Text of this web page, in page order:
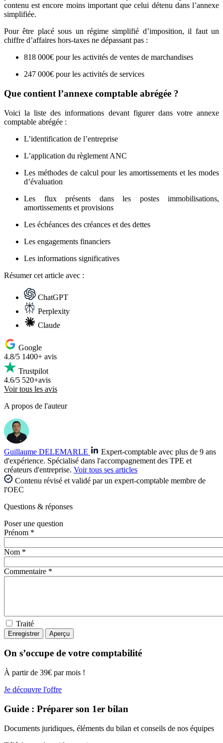
contenu est encore moins important que celui détenu dans l’annexe
simplifiée.
Pour être placé sous un régime simplifié d’imposition, il faut un
chiffre d’affaires hors-taxes ne dépassant pas :
818 000€ pour les activités de ventes de marchandises
247 000€ pour les activités de services
Que contient l’annexe comptable abrégée ?
Voici la liste des informations devant figurer dans votre annexe
comptable abrégée :
L’identification de l’entreprise
L’application du règlement ANC
Les méthodes de calcul pour les amortissements et les modes
d’évaluation
Les flux présents dans les postes immobilisations,
amortissements et provisions
Les échéances des créances et des dettes
Les engagements financiers
Les informations significatives
Résumercet article avec :
ChatGPT
Perplexity
Claude
Google
4.8/5 1400+ avis
Trustpilot
4.6/5 520+avis
Voir tous les avis
A propos de l'auteur
Guillaume DELEMARLE
Expert-comptable avec plus de 9 ans
d'expérience. Spécialisé dans l'accompagnement des TPE et
créateurs d'entreprise. Voir tous ses articles
Contenu révisé et validé par un expert-comptable membre de
l'OEC
Questions & réponses
Poser une question
Prénom *
Nom *
Commentaire *
Traité
On s’occupe de votre comptabilité
À partir de 39€ par mois !
Je découvre l'offre
Guide : Préparer son 1er bilan
Documents juridiques, éléments du bilan et conseils de nos équipes